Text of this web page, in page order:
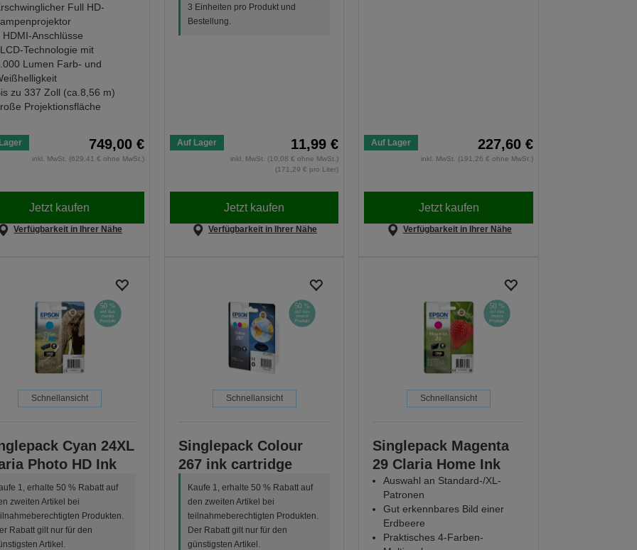
Full HD-
HDMI-Anschlüsse
Technologie mit
Lumen Farb- und
zu 337 Zoll (ca.8,56 m)
Projektionsfläche
749,00 €
inkl. MwSt. (629,41 € ohne MwSt.)
Jetzt kaufen
Verfügbarkeit in Ihrer Nähe
3 Einheiten pro Produkt und
Bestellung.
Auf Lager 11,99 €
inkl. MwSt. (10,08 € ohne MwSt.)
(171,29 € pro Liter)
Jetzt kaufen
Verfügbarkeit in Ihrer Nähe
Auf Lager 227,60 €
inkl. MwSt. (191,26 € ohne MwSt.)
Jetzt kaufen
Verfügbarkeit in Ihrer Nähe
Schnellansicht
Cyan 24XL
Photo HD Ink
1, erhalte 50 % Rabatt auf
zweiten Artikel bei
Produkten.
Rabatt gilt nur für den
Artikel.
Schnellansicht
Singlepack Colour
267 ink cartridge
Kaufe 1, erhalte 50 % Rabatt auf
den zweiten Artikel bei
teilnahmeberechtigten Produkten.
Der Rabatt gilt nur für den
günstigsten Artikel.
Schnellansicht
Singlepack Magenta
29 Claria Home Ink
Auswahl an Standard-/XL-
Patronen
Gut erkennbares Bild einer
Erdbeere
Praktisches 4-Farben-